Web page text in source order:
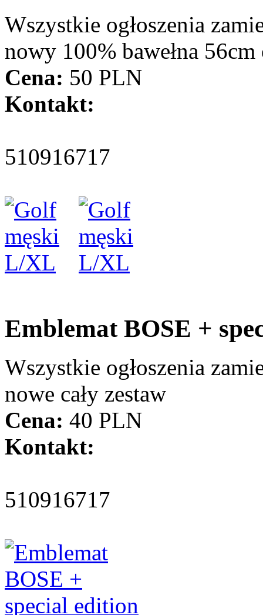
Wszystkie ogłoszenia
nowy 100% bawełna
Cena: 50 PLN
Kontakt:
510916717
Emblemat BOSE +
Wszystkie ogłoszenia
nowe cały zestaw
Cena: 40 PLN
Kontakt:
510916717